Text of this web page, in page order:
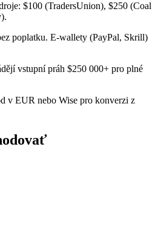
$100 (TradersUnion), $250 (Coal
poplatku. E-wallety (PayPal, Skrill)
vstupní práh $250 000+ pro plné
v EUR nebo Wise pro konverzi z